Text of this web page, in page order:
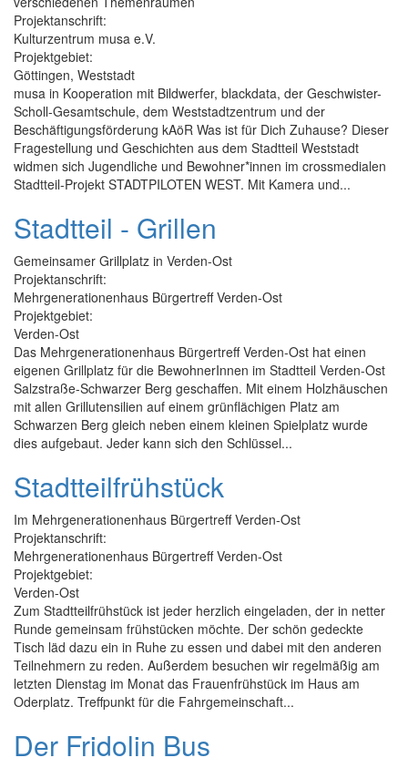
Projektanschrift:
Kulturzentrum musa e.V.
Projektgebiet:
Göttingen, Weststadt
musa in Kooperation mit Bildwerfer, blackdata, der Geschwister-
Scholl-Gesamtschule, dem Weststadtzentrum und der
Beschäftigungsförderung kAöR Was ist für Dich Zuhause? Dieser
Fragestellung und Geschichten aus dem Stadtteil Weststadt
widmen sich Jugendliche und Bewohner*innen im crossmedialen
Stadtteil-Projekt STADTPILOTEN WEST. Mit Kamera und...
Stadtteil - Grillen
Gemeinsamer Grillplatz in Verden-Ost
Projektanschrift:
Mehrgenerationenhaus Bürgertreff Verden-Ost
Projektgebiet:
Verden-Ost
Das Mehrgenerationenhaus Bürgertreff Verden-Ost hat einen
eigenen Grillplatz für die BewohnerInnen im Stadtteil Verden-Ost
Salzstraße-Schwarzer Berg geschaffen. Mit einem Holzhäuschen
mit allen Grillutensilien auf einem grünflächigen Platz am
Schwarzen Berg gleich neben einem kleinen Spielplatz wurde
dies aufgebaut. Jeder kann sich den Schlüssel...
Stadtteilfrühstück
Im Mehrgenerationenhaus Bürgertreff Verden-Ost
Projektanschrift:
Mehrgenerationenhaus Bürgertreff Verden-Ost
Projektgebiet:
Verden-Ost
Zum Stadtteilfrühstück ist jeder herzlich eingeladen, der in netter
Runde gemeinsam frühstücken möchte. Der schön gedeckte
Tisch läd dazu ein in Ruhe zu essen und dabei mit den anderen
Teilnehmern zu reden. Außerdem besuchen wir regelmäßig am
letzten Dienstag im Monat das Frauenfrühstück im Haus am
Oderplatz. Treffpunkt für die Fahrgemeinschaft...
Der Fridolin Bus